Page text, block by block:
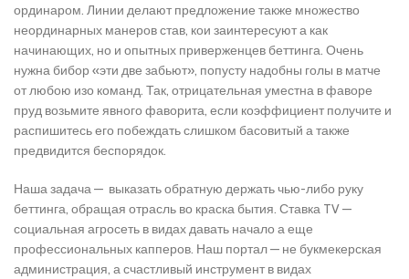
ординаром. Линии делают предложение также множество
неординарных манеров став, кои заинтересуют а как
начинающих, но и опытных приверженцев беттинга. Очень
нужна бибор «эти две забьют», попусту надобны голы в матче
от любою изо команд. Так, отрицательная уместна в фаворе
пруд возьмите явного фаворита, если коэффициент получите и
распишитесь его побеждать слишком басовитый а также
предвидится беспорядок.
Наша задача — выказать обратную держать чью-либо руку
беттинга, обращая отрасль во краска бытия. Ставка TV —
социальная агросеть в видах давать начало а еще
профессиональных капперов. Наш портал — не букмекерская
администрация, а счастливый инструмент в видах